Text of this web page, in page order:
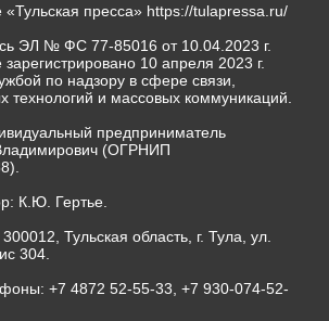
пресса» https://tulapressa.ru/
ЭЛ № ФС 77-85016 от 10.04.2023 г.
10 апреля 2023 г.
по надзору в сфере связи,
и массовых коммуникаций.
предприниматель
(ОГРНИП
К.Ю. Гертье.
Тульская область, г. Тула, ул.
304.
+7 4872 52-55-33, +7 930-074-52-